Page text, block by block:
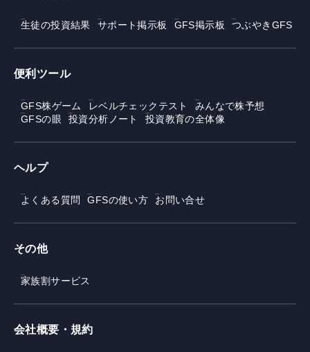
生徒の投資結果 サポート掲示板 GFS掲示板 つぶやきGFS
便利ツール
GFS株ゲーム レベルチェックテスト
みんなで株予想
GFSの眼
投資分析ノート 投資教育の全体像
ヘルプ
よくある質問 GFSの使い方 お問い合せ
その他
家族割サービス
会社概要・規約